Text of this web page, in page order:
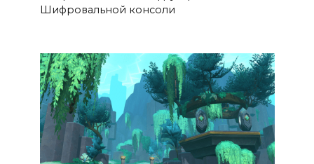
Шифровальной консоли